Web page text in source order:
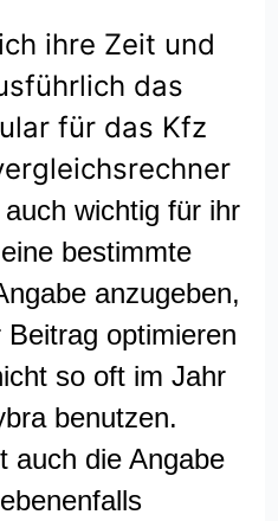
ihre Zeit und
das
für das Kfz
wichtig für ihr
bestimmte
anzugeben,
optimieren
so oft im Jahr
benutzen.
auch die Angabe